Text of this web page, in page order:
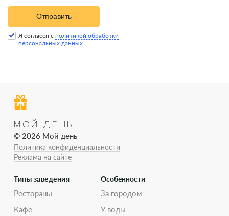
Отправить
Я согласен с политикой обработки
персональных данных
МОЙ ДЕНЬ
© 2026 Мой день
Политика конфиденциальности
Реклама на сайте
Типы заведения
Рестораны
Кафе
Особенности
За городом
У воды